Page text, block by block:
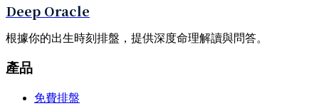
Deep Oracle
根據你的出生時刻排盤，提供深度命理解讀與問答。
產品
免費排盤